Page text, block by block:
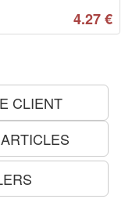
4.27€
CLIENT